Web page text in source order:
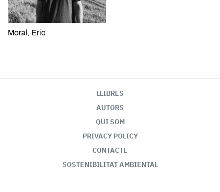
Moral, Eric
LLIBRES
AUTORS
QUI SOM
PRIVACY POLICY
CONTACTE
SOSTENIBILITAT AMBIENTAL